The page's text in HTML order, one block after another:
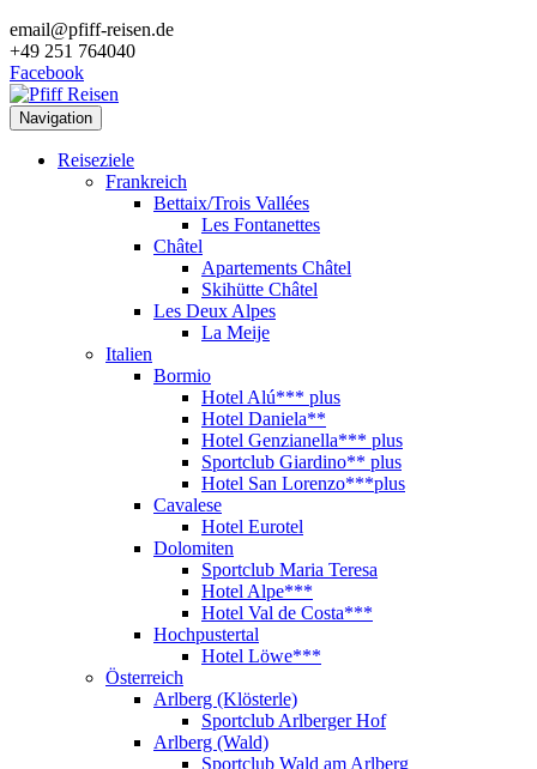
email@pfiff-reisen.de
+49 251 764040
Facebook
Navigation
Reiseziele
Frankreich
Bettaix/Trois Vallées
Les Fontanettes
Châtel
Apartements Châtel
Skihütte Châtel
Les Deux Alpes
La Meije
Italien
Bormio
Hotel Alú*** plus
Hotel Daniela**
Hotel Genzianella*** plus
Sportclub Giardino** plus
Hotel San Lorenzo***plus
Cavalese
Hotel Eurotel
Dolomiten
Sportclub Maria Teresa
Hotel Alpe***
Hotel Val de Costa***
Hochpustertal
Hotel Löwe***
Österreich
Arlberg (Klösterle)
Sportclub Arlberger Hof
Arlberg (Wald)
Sportclub Wald am Arlberg